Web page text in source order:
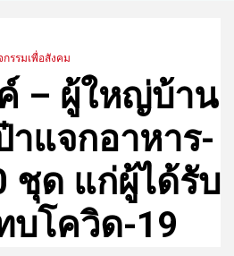
กรรมเพื่อสังคม
– ผู้ใหญ่บ้าน
าแจกอาหาร-
ชุด แก่ผู้ได้รับ
บโควิด-19